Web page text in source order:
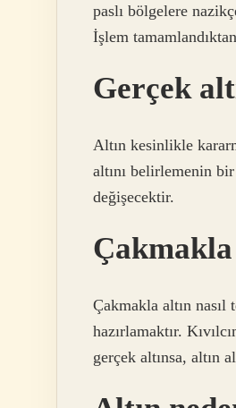
paslı bölgelere
İşlem
Gerçek
Altın kesinlikle
altını belirlemenin
değişecektir.
Çakmakla
Çakmakla altın nasıl
hazırlamaktır.
gerçek altınsa, altın